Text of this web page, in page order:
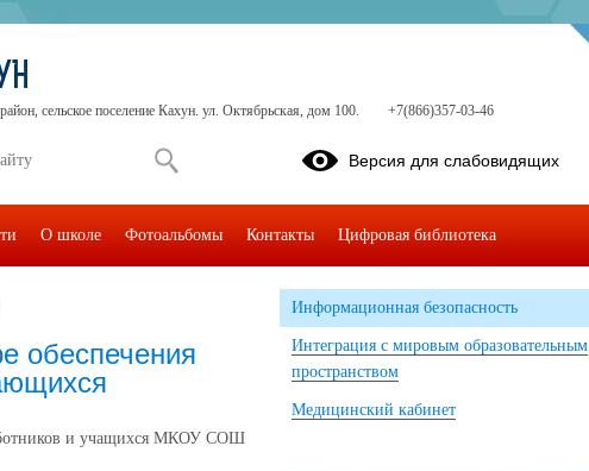
обеспечения
и учащихся МКОУ СОШ
Информационная безопасность
Интеграция с мировым образовательным
пространством
Медицинский кабинет
сельское поселение Кахун. ул. Октябрьская, дом 100. +7(866)357-03-46
Версия для слабовидящих
О школе Фотоальбомы Контакты Цифровая библиотека